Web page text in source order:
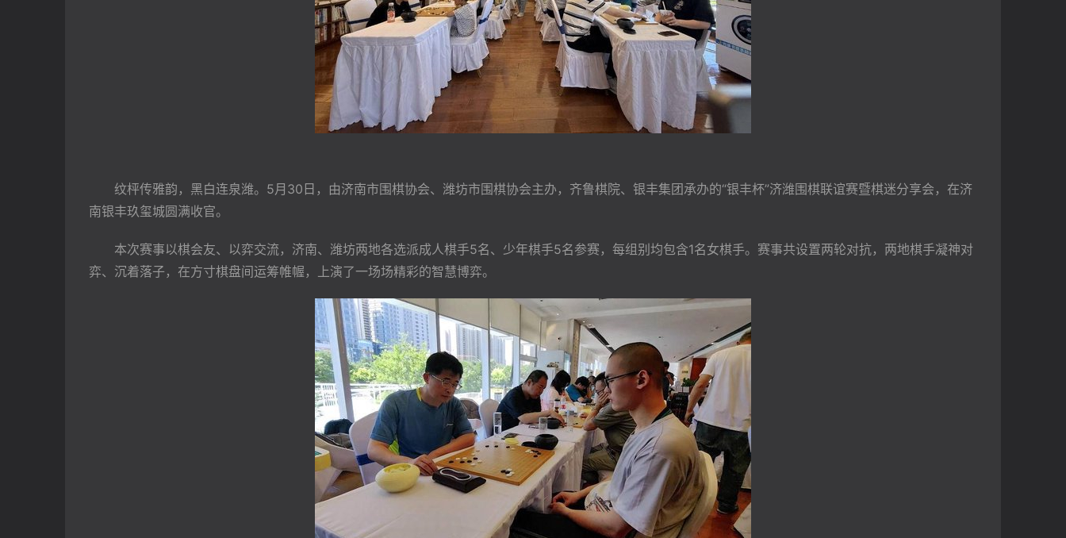
纹枰传雅韵，黑白连泉潍。5月30日，由济南市围棋协会、潍坊市围棋协会主办，齐鲁棋院、银丰集团承办的“银丰杯”济潍围棋联谊赛暨棋迷分享会，在济
南银丰玖玺城圆满收官。
本次赛事以棋会友、以弈交流，济南、潍坊两地各选派成人棋手5名、少年棋手5名参赛，每组别均包含1名女棋手。赛事共设置两轮对抗，两地棋手凝神对
弈、沉着落子，在方寸棋盘间运筹帷幄，上演了一场场精彩的智慧博弈。